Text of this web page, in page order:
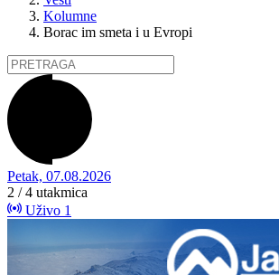
Kolumne
Borac im smeta i u Evropi
Petak, 07.08.2026
2 / 4 utakmica
Uživo 1